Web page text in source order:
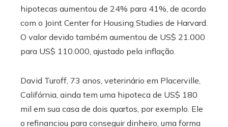
hipotecas aumentou de 24% para 41%, de acordo
com o Joint Center for Housing Studies de Harvard.
O valor devido também aumentou de US$ 21.000
para US$ 110.000, ajustado pela inflação.
David Turoff, 73 anos, veterinário em Placerville,
Califórnia, ainda tem uma hipoteca de US$ 180
mil em sua casa de dois quartos, por exemplo. Ele
o refinanciou para conseguir dinheiro, uma forma